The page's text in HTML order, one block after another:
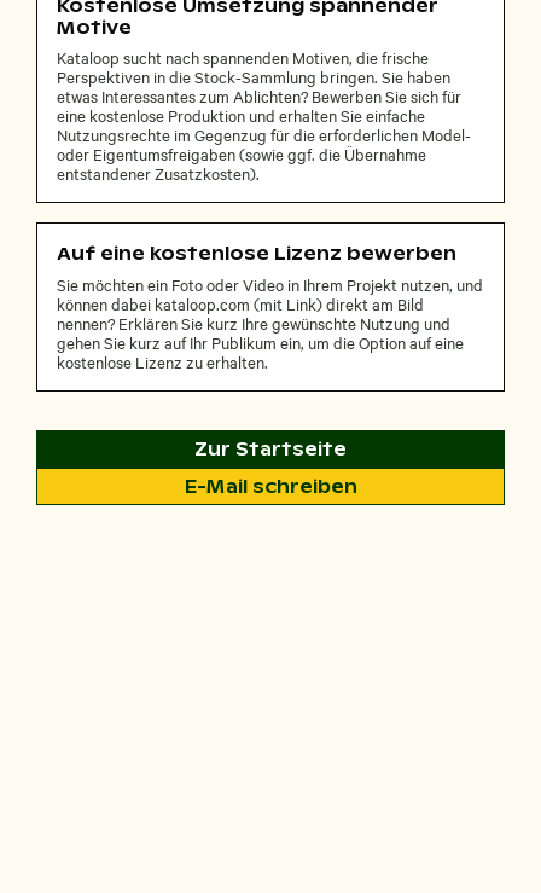
Kostenlose Umsetzung spannender
Motive
Kataloop sucht nach spannenden Motiven, die frische
Perspektiven in die Stock-Sammlung bringen. Sie haben
etwas Interessantes zum Ablichten? Bewerben Sie sich für
eine kostenlose Produktion und erhalten Sie einfache
Nutzungsrechte im Gegenzug für die erforderlichen Model-
oder Eigentumsfreigaben (sowie ggf. die Übernahme
entstandener Zusatzkosten).
Auf eine kostenlose Lizenz bewerben
Sie möchten ein Foto oder Video in Ihrem Projekt nutzen, und
können dabei kataloop.com (mit Link) direkt am Bild
nennen? Erklären Sie kurz Ihre gewünschte Nutzung und
gehen Sie kurz auf Ihr Publikum ein, um die Option auf eine
kostenlose Lizenz zu erhalten.
Zur Startseite
E-Mail schreiben